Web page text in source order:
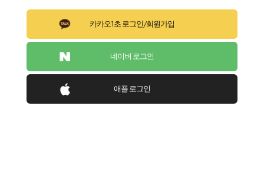
카카오1초 로그인/회원가입
네이버 로그인
애플 로그인